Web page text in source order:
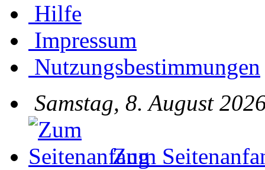
Hilfe
Impressum
Nutzungsbestimmungen
Samstag, 8. August
Zum